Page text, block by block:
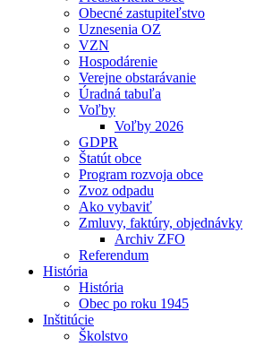
Obecné zastupiteľstvo
Uznesenia OZ
VZN
Hospodárenie
Verejne obstarávanie
Úradná tabuľa
Voľby
Voľby 2026
GDPR
Štatút obce
Program rozvoja obce
Zvoz odpadu
Ako vybaviť
Zmluvy, faktúry, objednávky
Archiv ZFO
Referendum
História
História
Obec po roku 1945
Inštitúcie
Školstvo